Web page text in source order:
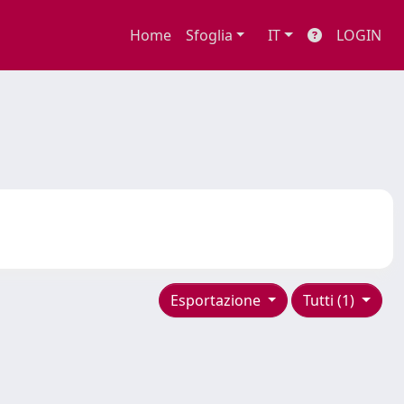
Home Sfoglia IT LOGIN
Tutti (1)
Esportazione